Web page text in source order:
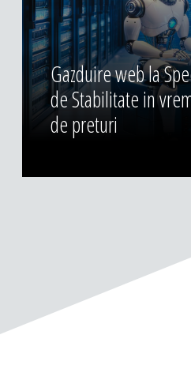
Gazduire web la
de Stabilitate in
de preturi